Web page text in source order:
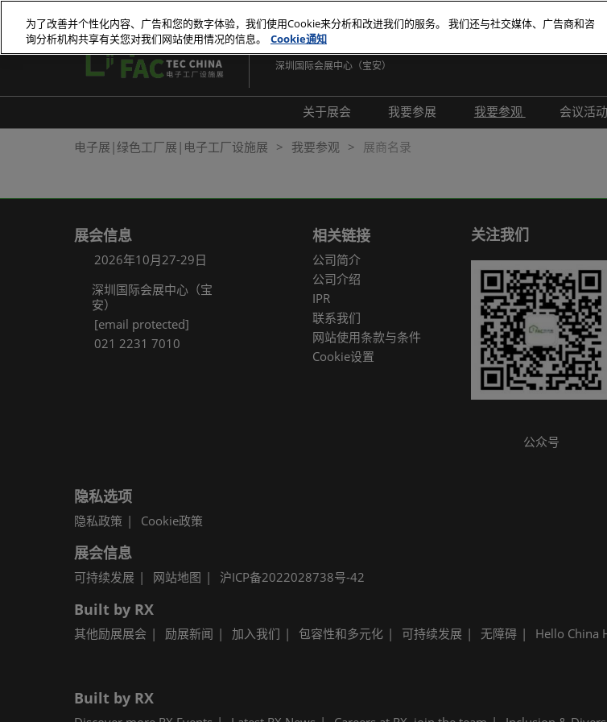
接
跳
容
2026年10月27-29日
深圳国际会展中心（宝安）
关于展会
展会介绍
常见问题解答
我要参展
观众范围
我要参观
TAP特邀贵宾买家
组团参观
智慧会刊
展商名录
展品名录
参观指南
会议活动
评
电子展|绿色工厂展|电子工厂设施展 我要参观 展商名录
展会信息
2026年10月27-29日
深圳国际会展中心（宝
安）
[email protected]
021 2231 7010
相关链接
公司简介
公司介绍
IPR
联系我们
网站使用条款与条件
Cookie设置
关注我们
公众号
隐私选项
隐私政策 Cookie政策
展会信息
可持续发展 网站地图 沪ICP备2022028738号-42
Built by RX
其他励展展会 励展新闻 加入我们 包容性和多元化 可持续发展 无障碍 Hello China
Built by RX
为了改善并个性化内容、广告和您的数字体验，我们使用Cookie来分析和改进我们的服务。 我们还与社交媒体、广告商和咨
询分析机构共享有关您对我们网站使用情况的信息。
Cookie通知